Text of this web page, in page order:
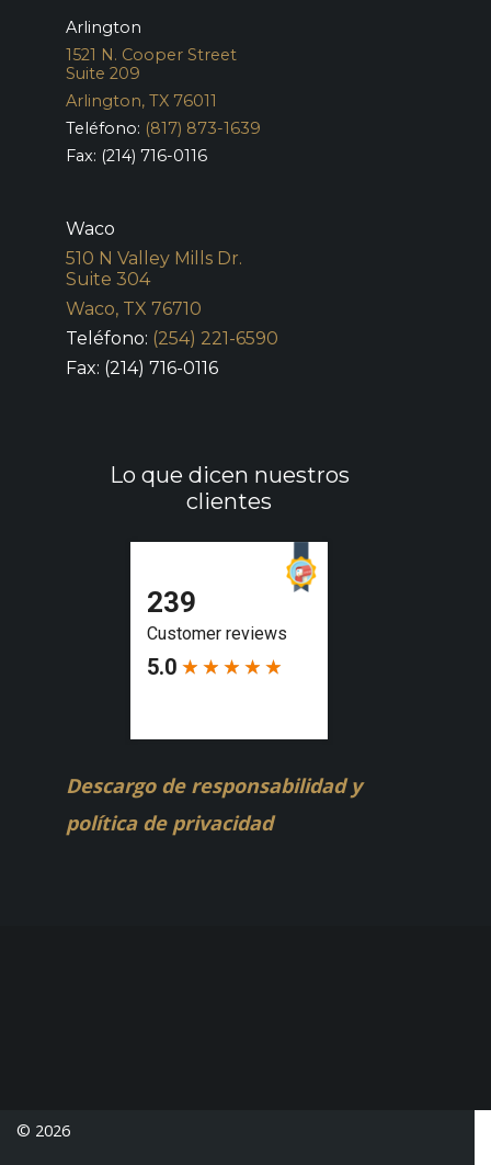
Arlington
1521 N. Cooper Street
Suite 209
Arlington, TX 76011
Teléfono: (817) 873-1639
Fax: (214) 716-0116
Waco
510 N Valley Mills Dr.
Suite 304
Waco, TX 76710
Teléfono: (254) 221-6590
Fax: (214) 716-0116
Lo que dicen nuestros
clientes
Descargo de responsabilidad y
política de privacidad
© 2026